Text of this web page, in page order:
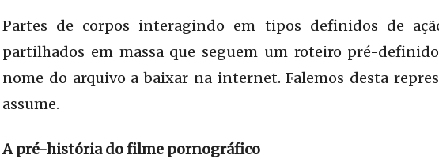
Partes de corpos interagindo em tipos definidos de
partilhados em massa que seguem um roteiro pré-
nome do arquivo a baixar na internet. Falemos desta
assume.
A pré-história do filme pornográfico